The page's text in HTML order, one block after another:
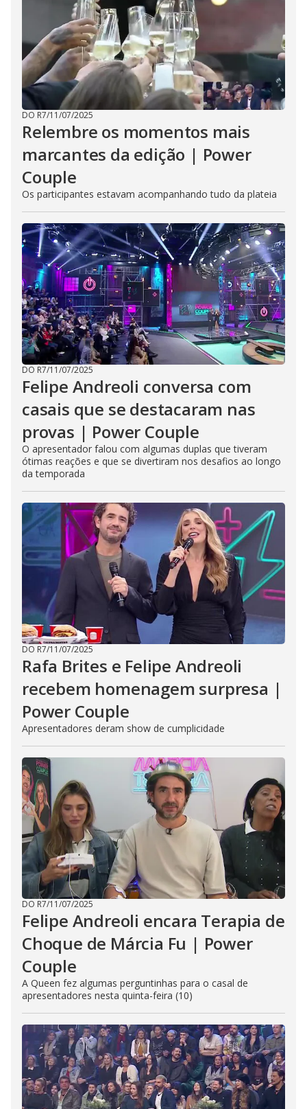
DO R7/11/07/2025
Relembre os momentos mais
marcantes da edição | Power
Couple
Os participantes estavam acompanhando tudo da plateia
DO R7/11/07/2025
Felipe Andreoli conversa com
casais que se destacaram nas
provas | Power Couple
O apresentador falou com algumas duplas que tiveram
ótimas reações e que se divertiram nos desafios ao longo
da temporada
DO R7/11/07/2025
Rafa Brites e Felipe Andreoli
recebem homenagem surpresa |
Power Couple
Apresentadores deram show de cumplicidade
DO R7/11/07/2025
Felipe Andreoli encara Terapia de
Choque de Márcia Fu | Power
Couple
A Queen fez algumas perguntinhas para o casal de
apresentadores nesta quinta-feira (10)